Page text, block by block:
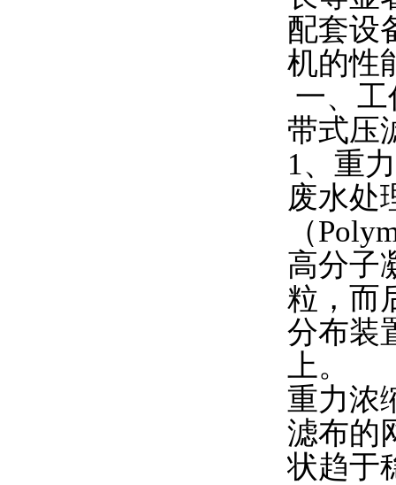
配套设
机的性
一、
带式压
1、重
废水处
（
高分子
粒，而
分布装
上。
重力浓
滤布的
状趋于